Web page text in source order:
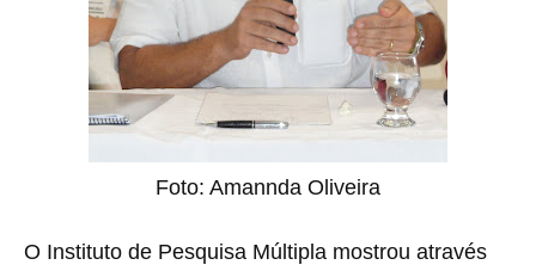
Foto: Amannda Oliveira
O Instituto de Pesquisa Múltipla mostrou através